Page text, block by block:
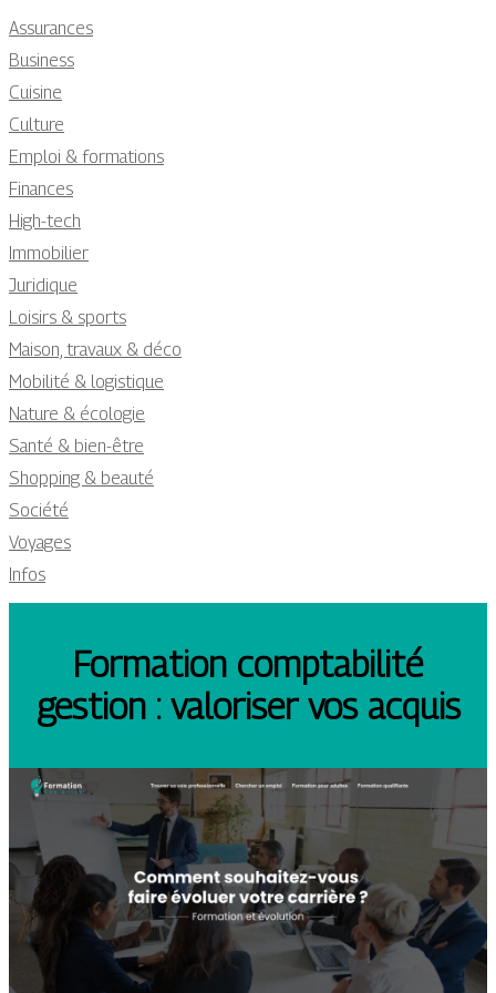
Assurances
Business
Cuisine
Culture
Emploi & formations
Finances
High-tech
Immobilier
Juridique
Loisirs & sports
Maison, travaux & déco
Mobilité & logistique
Nature & écologie
Santé & bien-être
Shopping & beauté
Société
Voyages
Infos
Formation comptabilité
gestion : valoriser vos acquis